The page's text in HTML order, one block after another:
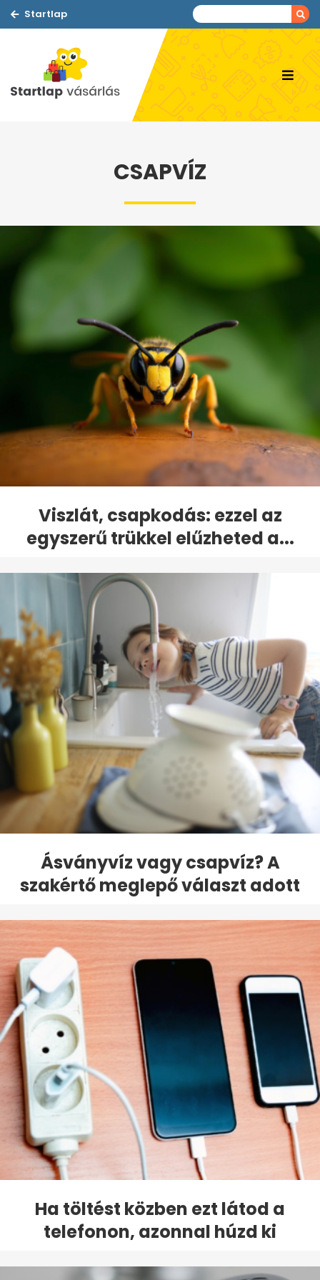
Startlap
CSAPVÍZ
Viszlát, csapkodás: ezzel az
egyszerű trükkel elűzheted a...
Ásványvíz vagy csapvíz? A
szakértő meglepő választ adott
Ha töltést közben ezt látod a
telefonon, azonnal húzd ki